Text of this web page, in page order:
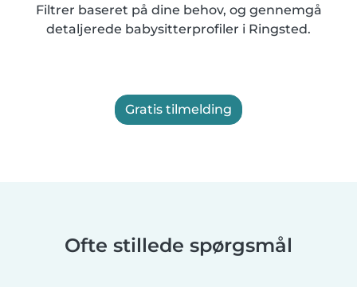
Filtrer baseret på dine behov, og gennemgå
detaljerede babysitterprofiler i Ringsted.
Gratis tilmelding
Ofte stillede spørgsmål